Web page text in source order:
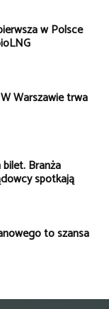
w Polsce
Warszawie trwa
Branża
spotkają
to szansa